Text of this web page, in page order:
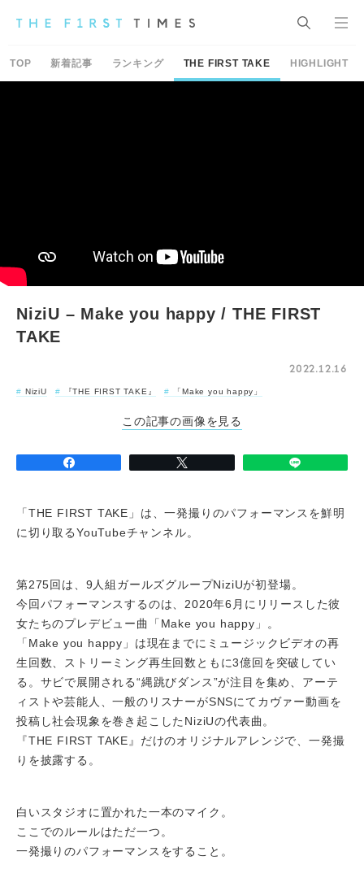
TOP 新着記事 ランキング THE FIRST TAKE HIGHLIGHT
NiziU – Make you happy / THE FIRST
TAKE
2022.12.16
NiziU 『THE FIRST TAKE』 「Make you happy」
この記事の画像を見る
「THE FIRST TAKE」は、一発撮りのパフォーマンスを鮮明
に切り取るYouTubeチャンネル。
第275回は、9人組ガールズグループNiziUが初登場。
今回パフォーマンスするのは、2020年6月にリリースした彼
女たちのプレデビュー曲「Make you happy」。
「Make you happy」は現在までにミュージックビデオの再
生回数、ストリーミング再生回数ともに3億回を突破してい
る。サビで展開される“縄跳びダンス”が注目を集め、アーテ
ィストや芸能人、一般のリスナーがSNSにてカヴァー動画を
投稿し社会現象を巻き起こしたNiziUの代表曲。
『THE FIRST TAKE』だけのオリジナルアレンジで、一発撮
りを披露する。
白いスタジオに置かれた一本のマイク。
ここでのルールはただ一つ。
一発撮りのパフォーマンスをすること。